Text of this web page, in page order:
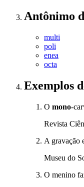
Antônimo
multi
poli
enea
octa
Exemplos
O mono-
Revista
A gravação
Museu do
O menino